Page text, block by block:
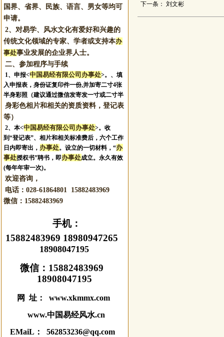
国界、省界、民族、语言、男女等均可
申请。
2、对易学、风水文化有爱好和兴趣的
传统文化领域的专家、学者或支持本办
事处事业发展的企业界人士。
二、参加程序与手续
1、申报<中国易经有限公司办事处>。 、填
入申报表，身份证复印件一份,并加寄二寸4张
半身彩照（建议通过微信发寄发一寸或二寸半
身彩色相片和相关的资质资料，登记表
等）
2、本<中国易经有限公司办事处>。收
到“登记表”、相片和相关标准费后，六个工作
日内即寄出， 办事处。设立的一切材料，“办
事处授权书”聘书，即办事处成立。永久有效
(每年年审一次)。
欢迎咨询，
电话：028-61864801 15882483969
微信： 15882483969
手机：
15882483969 18980947265
18908047195
微信： 15882483969
18908047195
网 址： www.xkmmx.com
www.中国易经风水.cn
EMaiL： 562853236@qq.com
下一条： 刘文彬